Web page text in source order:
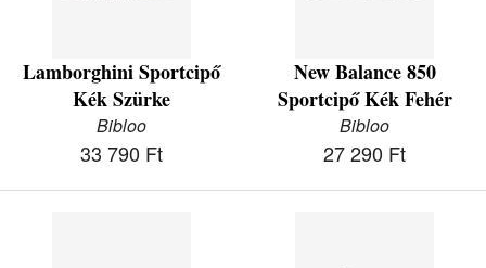
Lamborghini Sportcipő
Kék Szürke
Bibloo
33 790 Ft
New Balance 850
Sportcipő Kék Fehér
Bibloo
27 290 Ft